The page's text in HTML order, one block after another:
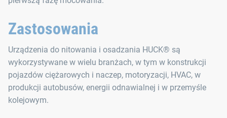
Zastosowania
Urządzenia do nitowania i osadzania HUCK® są
wykorzystywane w wielu branżach, w tym w konstrukcji
pojazdów ciężarowych i naczep, motoryzacji, HVAC, w
produkcji autobusów, energii odnawialnej i w przemyśle
kolejowym.